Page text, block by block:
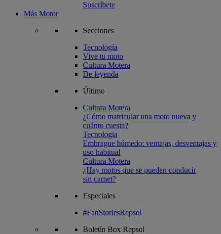
Suscríbete
Más Motor
Secciones
Tecnología
Vive tu moto
Cultura Motera
De leyenda
Último
Cultura Motera
¿Cómo matricular una moto nueva y
cuánto cuesta?
Tecnologia
Embrague húmedo: ventajas, desventajas y
uso habitual
Cultura Motera
¿Hay motos que se pueden conducir
sin carnet?
Especiales
#FanStoriesRepsol
Boletín Box Repsol